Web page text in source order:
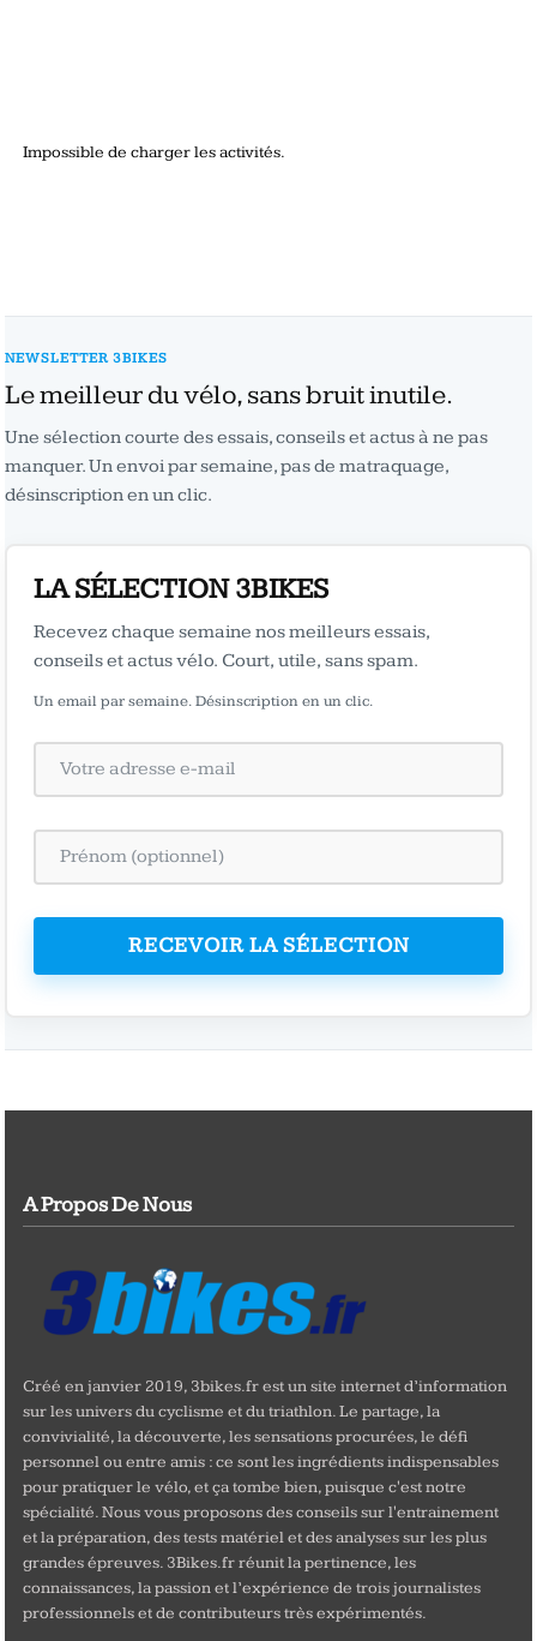
Impossible de charger les activités.
NEWSLETTER 3BIKES
Le meilleur du vélo, sans bruit inutile.
Une sélection courte des essais, conseils et actus à ne pas
manquer. Un envoi par semaine, pas de matraquage,
désinscription en un clic.
LA SÉLECTION 3BIKES
Recevez chaque semaine nos meilleurs essais,
conseils et actus vélo. Court, utile, sans spam.
Un email par semaine. Désinscription en un clic.
RECEVOIR LA SÉLECTION
A Propos De Nous
Créé en janvier 2019, 3bikes.fr est un site internet d’information
sur les univers du cyclisme et du triathlon. Le partage, la
convivialité, la découverte, les sensations procurées, le défi
personnel ou entre amis : ce sont les ingrédients indispensables
pour pratiquer le vélo, et ça tombe bien, puisque c'est notre
spécialité. Nous vous proposons des conseils sur l'entrainement
et la préparation, des tests matériel et des analyses sur les plus
grandes épreuves. 3Bikes.fr réunit la pertinence, les
connaissances, la passion et l’expérience de trois journalistes
professionnels et de contributeurs très expérimentés.